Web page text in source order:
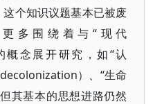
个知识议题基本已被废
多围绕着与“现代
念展开研究，如“认
）、“生命
其基本的思想进路仍然